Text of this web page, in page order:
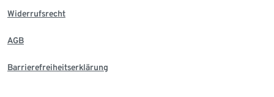
Widerrufsrecht
AGB
Barrierefreiheitserklärung